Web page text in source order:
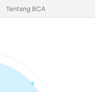
Tentang BCA